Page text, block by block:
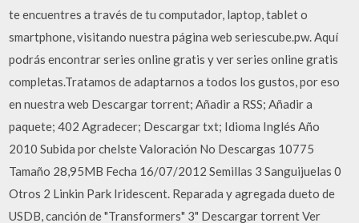
te encuentres a través de tu computador, laptop, tablet o
smartphone, visitando nuestra página web seriescube.pw. Aquí
podrás encontrar series online gratis y ver series online gratis
completas.Tratamos de adaptarnos a todos los gustos, por eso
en nuestra web Descargar torrent; Añadir a RSS; Añadir a
paquete; 402 Agradecer; Descargar txt; Idioma Inglés Año
2010 Subida por chelste Valoración No Descargas 10775
Tamaño 28,95MB Fecha 16/07/2012 Semillas 3 Sanguijuelas 0
Otros 2 Linkin Park Iridescent. Reparada y agregada dueto de
USDB, canción de "Transformers" 3" Descargar torrent Ver